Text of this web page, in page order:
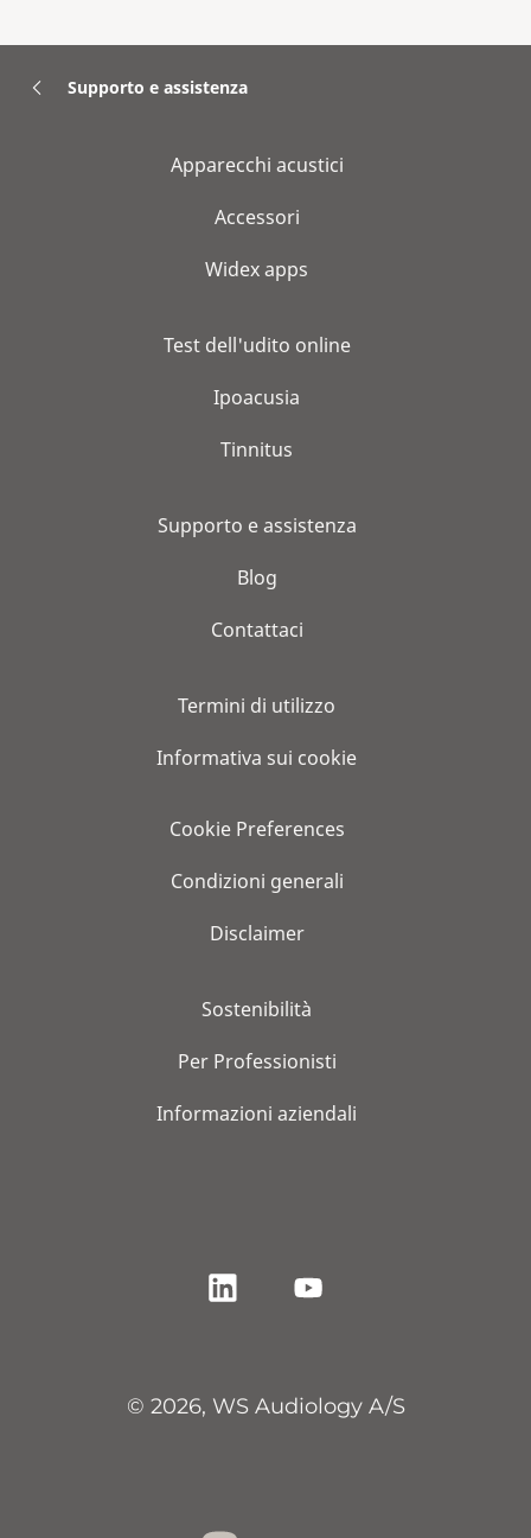
Supporto e assistenza
Apparecchi acustici
Accessori
Widex apps
Test dell'udito online
Ipoacusia
Tinnitus
Supporto e assistenza
Blog
Contattaci
Termini di utilizzo
Informativa sui cookie
Cookie Preferences
Condizioni generali
Disclaimer
Sostenibilità
Per Professionisti
Informazioni aziendali
© 2026, WS Audiology A/S